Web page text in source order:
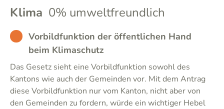
Klima 0% umweltfreundlich
BADVorbildfunktion der öffentlichen Hand
beim Klimaschutz
Das Gesetz sieht eine Vorbildfunktion sowohl des
Kantons wie auch der Gemeinden vor. Mit dem Antrag
diese Vorbildfunktion nur vom Kanton, nicht aber von
den Gemeinden zu fordern, würde ein wichtiger Hebel